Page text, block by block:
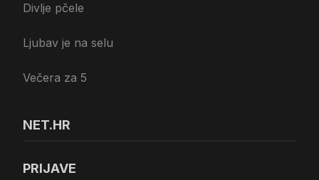
Divlje pčele
Ljubav je na selu
Večera za 5
NET.HR
PRIJAVE